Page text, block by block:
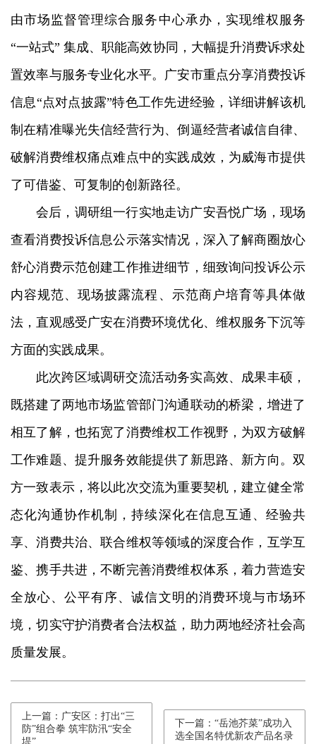
由市场监督管理综合服务中心承办，实现维权服务
“一站式” 集成、职能高效协同，大幅提升消费诉求处
置效率与服务专业化水平。广安市重点分享消费投诉
信息“点对点披露”特色工作先进经验，详细讲解该机
制在精准曝光失信经营行为、倒逼经营者诚信自律、
破解消费维权痛点难点中的实践成效，为威海市提供
了可借鉴、可复制的创新路径。
会后，调研组一行实地走访广安吾悦广场，现场
查看消费投诉信息公示落实情况，深入了解商圈放心
舒心消费示范创建工作推进细节，细致询问投诉公示
内容规范、现场披露流程、示范商户培育等具体做
法，直观感受广安在消费环境优化、维权服务下沉等
方面的实践成果。
此次跨区域调研交流活动务实高效、成果丰硕，
既搭建了两地市场监管部门沟通联动的桥梁，增进了
相互了解，也拓宽了消费维权工作视野，为双方破解
工作难题、提升服务效能提供了新思路、新方向。双
方一致表示，将以此次交流为重要契机，建立健全常
态化沟通协作机制，持续深化在信息互通、经验共
享、消费共治、联合维权等领域的深度合作，互学互
鉴、携手共进，不断完善消费维权体系，着力营造安
全放心、公平有序、诚信文明的消费环境与市场环
境，切实守护消费者合法权益，助力两地经济社会高
质量发展。
上一篇：广安区：打出“三
防”组合拳 筑牢防汛“安全
堤”
下一篇：“岳池芥菜”成功入
选全国名特优新农产品名录